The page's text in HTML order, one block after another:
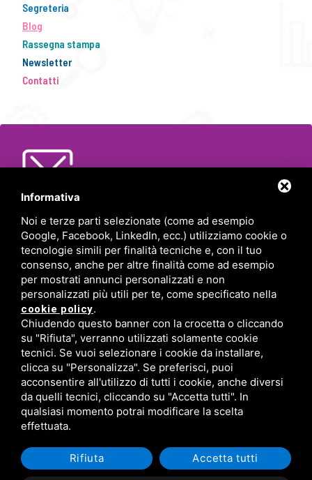
Segreteria
Blog
Rassegna stampa
Newsletter
Contatti
FISM Newsletter
Compila il modulo e resta aggiornato!
C.F. 93043340384 /Privacy/Sitemap/ Questo sito è protetto da Google
reCAPTCHA v3,
Informativa
Noi e terze parti selezionate (come ad esempio
Google, Facebook, LinkedIn, ecc.) utilizziamo cookie o
tecnologie simili per finalità tecniche e, con il tuo
consenso, anche per altre finalità come ad esempio
per mostrati annunci personalizzati e non
personalizzati più utili per te, come specificato nella
cookie policy.
Chiudendo questo banner con la crocetta o cliccando
su "Rifiuta", verranno utilizzati solamente cookie
tecnici. Se vuoi selezionare i cookie da installare,
clicca su "Personalizza". Se preferisci, puoi
acconsentire all'utilizzo di tutti i cookie, anche diversi
da quelli tecnici, cliccando su "Accetta tutti". In
qualsiasi momento potrai modificare la scelta
effettuata.
Rifiuta Accetta tutti